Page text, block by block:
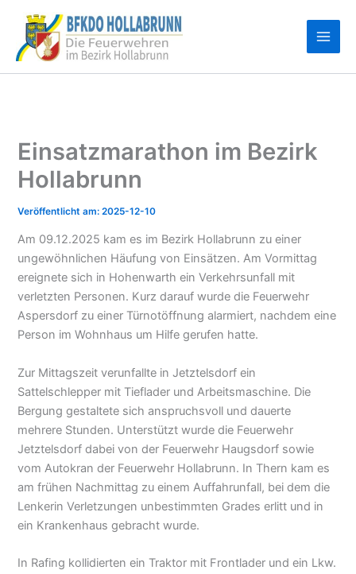
Inhalt
springen
Einsatzmarathon im Bezirk
Hollabrunn
2025-12-10
Am 09.12.2025 kam es im Bezirk Hollabrunn zu einer
ungewöhnlichen Häufung von Einsätzen. Am Vormittag
ereignete sich in Hohenwarth ein Verkehrsunfall mit
verletzten Personen. Kurz darauf wurde die Feuerwehr
Aspersdorf zu einer Türnotöffnung alarmiert, nachdem eine
Person im Wohnhaus um Hilfe gerufen hatte.
Zur Mittagszeit verunfallte in Jetztelsdorf ein
Sattelschlepper mit Tieflader und Arbeitsmaschine. Die
Bergung gestaltete sich anspruchsvoll und dauerte
mehrere Stunden. Unterstützt wurde die Feuerwehr
Jetztelsdorf dabei von der Feuerwehr Haugsdorf sowie
vom Autokran der Feuerwehr Hollabrunn. In Thern kam es
am frühen Nachmittag zu einem Auffahrunfall, bei dem die
Lenkerin Verletzungen unbestimmten Grades erlitt und in
ein Krankenhaus gebracht wurde.
In Rafing kollidierten ein Traktor mit Frontlader und ein Lkw.